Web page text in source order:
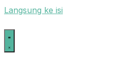
Langsung ke isi